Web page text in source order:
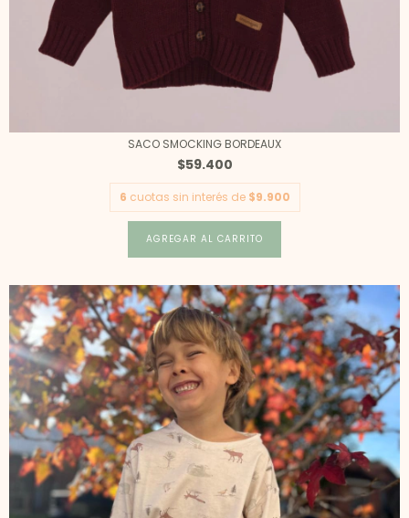
SACO SMOCKING BORDEAUX
$59.400
6 cuotas sin interés de $9.900
AGREGAR AL CARRITO